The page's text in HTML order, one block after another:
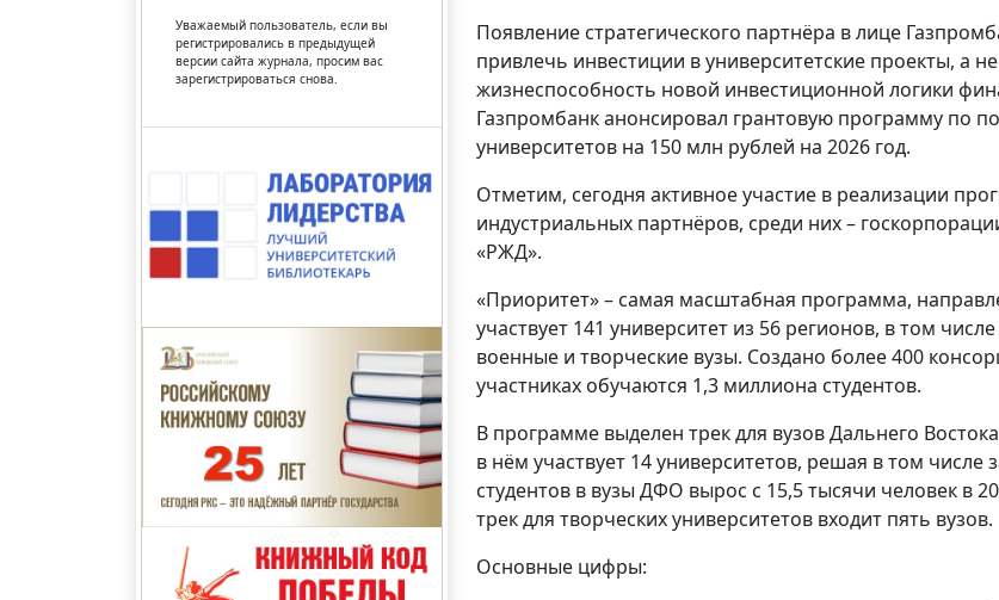
Уважаемый пользователь, если вы
регистрировались в предыдущей
версии сайта журнала, просим вас
зарегистрироваться снова.
Появление стратегического партнёра в лице
привлечь инвестиции в университетские проекты, а
жизнеспособность новой инвестиционной логики
Газпромбанк анонсировал грантовую программу по
университетов на 150 млн рублей на 2026 год.
Отметим, сегодня активное участие в реализации
индустриальных партнёров, среди них –
«РЖД».
«Приоритет» – самая масштабная программа,
участвует 141 университет из 56 регионов, в том
военные и творческие вузы. Создано более 400
участниках обучаются 1,3 миллиона студентов.
В программе выделен трек для вузов Дальнего
в нём участвует 14 университетов, решая в том
студентов в вузы ДФО вырос с 15,5 тысячи человек в
трек для творческих университетов входит пять вузов.
Основные цифры: